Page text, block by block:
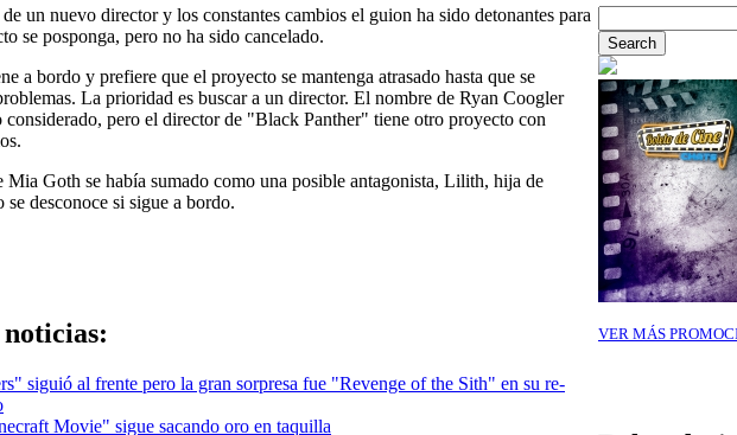
un nuevo director y los constantes cambios el guion ha sido detonantes para
se posponga, pero no ha sido cancelado.
a bordo y prefiere que el proyecto se mantenga atrasado hasta que se
La prioridad es buscar a un director. El nombre de Ryan Coogler
considerado, pero el director de "Black Panther" tiene otro proyecto con
Mia Goth se había sumado como una posible antagonista, Lilith, hija de
se desconoce si sigue a bordo.
siguió al frente pero la gran sorpresa fue "Revenge of the Sith" en su re-
Movie" sigue sacando oro en taquilla
VER MÁS